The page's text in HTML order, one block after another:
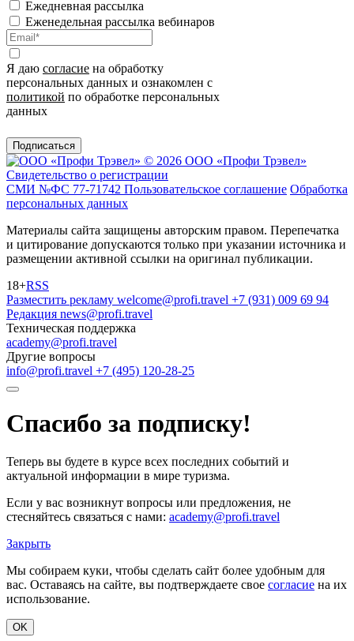
Ежедневная рассылка
Еженедельная рассылка вебинаров
Я даю согласие на обработку
персональных данных и ознакомлен с
политикой по обработке персональных
данных
Подписаться
© 2026 ООО «Профи Трэвeл»
Свидетельство о регистрации
СМИ №ФС 77-71742 Пользовательское соглашение Обработка
персональных данных
Материалы сайта защищены авторским правом. Перепечатка
и цитирование допускаются только при указании источника и
размещении активной ссылки на оригинал публикации.
18+RSS
Разместить рекламу welcome@profi.travel +7 (931) 009 69 94
Редакция news@profi.travel
Техническая поддержка
academy@profi.travel
Другие вопросы
info@profi.travel +7 (495) 120-28-25
Спасибо за подписку!
Теперь вы будете в курсе всех последних событий и
актуальной информации в мире туризма.
Если у вас возникнут вопросы или предложения, не
стесняйтесь связаться с нами: academy@profi.travel
Закрыть
Мы собираем куки, чтобы сделать сайт более удобным для
вас. Оставаясь на сайте, вы подтверждаете свое согласие на их
использование.
OK